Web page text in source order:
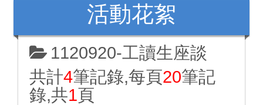
活動花絮
1120920-工讀生座談
共計4筆記錄,每頁20筆記
錄,共1頁